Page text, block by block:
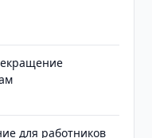
для работников